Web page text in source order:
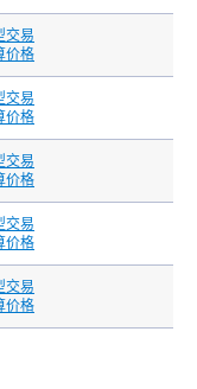
内所有普氏新加坡燃油
平均值，四舍五入到小数点后
，产品没有持仓限制。然而，
，一个投资者拥有或者控制的
先通知所规定的持仓头寸，并
同一侧以及所有月度合约的持
在收到新交所的要求后，及时
交易
价格
交易
价格
交易
价格
交易
价格
交易
价格